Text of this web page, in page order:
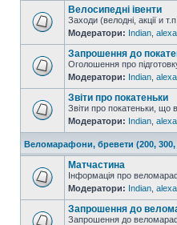
Велосипедні івенти
Заходи (велодні, акції и
Модератори: Indian
Запрошення до
Оголошення про
Модератори: Indian
Звіти про покатеньки
Звіти про покатеньки, що
Модератори: Indian
Веломарафони, бревети (200, 300,
Матчастина
Інформація про
Модератори: Indian
Запрошення до
Запрошення до